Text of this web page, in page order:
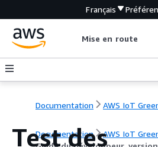
Français
Mise en route
Documentation AWS IoT
Documentation
AWS IoT
Test des